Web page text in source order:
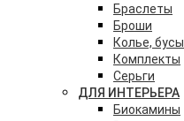
Браслеты
Броши
Колье, бусы
Комплекты
Серьги
ДЛЯ ИНТЕРЬЕРА
Биокамины